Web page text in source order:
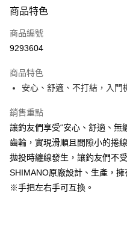
LINE Pay
Apple Pay
Google Pay
ATM付款
運送方式
全家取貨付款
每筆NT$100，滿NT$1,000(含
商品特色
商品編號
9293604
商品特色
安心、舒適、不打結，入門
銷售重點
讓釣友們享受“安心、舒適、
齒輪，實現滑順且間隙小的捲
拋投時纏線發生，讓釣友們不
SHIMANO原廠設計、生產，
※手把左右手可互換。